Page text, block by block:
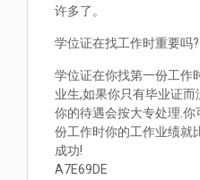
许多了。
学位证在找工作时重要吗?
学位证在你找第一份工作
业生,如果你只有毕业证
你的待遇会按大专处理.你
份工作时你的工作业绩就
成功!
A7E69DE